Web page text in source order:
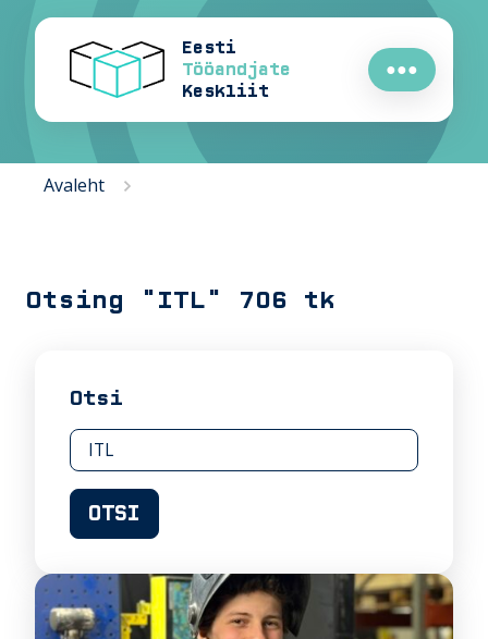
Eesti
Tööandjate
Keskliit
●●●
Avaleht
Otsing "ITL" 706 tk
Otsi
OTSI